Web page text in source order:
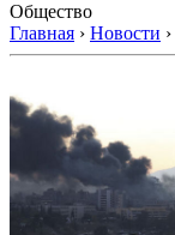
Общество
Главная › Новости ›